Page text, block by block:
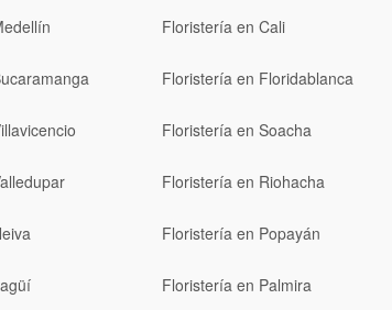
Floristería en Cali
Floristería en Floridablanca
Floristería en Soacha
Floristería en Riohacha
Floristería en Popayán
Floristería en Palmira